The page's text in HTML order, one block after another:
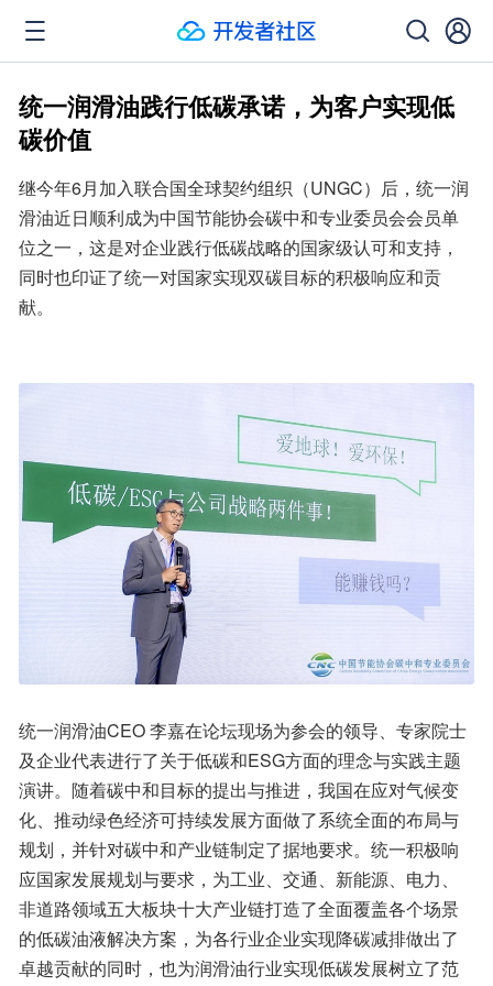
统一润滑油践行低碳承诺，为客户实现低
碳价值
继今年6月加入联合国全球契约组织（UNGC）后，统一润
滑油近日顺利成为中国节能协会碳中和专业委员会会员单
位之一，这是对企业践行低碳战略的国家级认可和支持，
同时也印证了统一对国家实现双碳目标的积极响应和贡
献。
统一润滑油CEO 李嘉在论坛现场为参会的领导、专家院士
及企业代表进行了关于低碳和ESG方面的理念与实践主题
演讲。随着碳中和目标的提出与推进，我国在应对气候变
化、推动绿色经济可持续发展方面做了系统全面的布局与
规划，并针对碳中和产业链制定了据地要求。统一积极响
应国家发展规划与要求，为工业、交通、新能源、电力、
非道路领域五大板块十大产业链打造了全面覆盖各个场景
的低碳油液解决方案，为各行业企业实现降碳减排做出了
卓越贡献的同时，也为润滑油行业实现低碳发展树立了范